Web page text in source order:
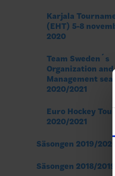
Karjala
(EHT) 5-8
2020
Team Sweden´s
Organization and
Management
2020/2021
Euro Hockey Tour
2020/2021
Säsongen 2019/2020
Säsongen 2018/2019